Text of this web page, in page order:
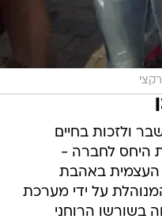
ולזכות בחיים
היחס לחברה -
העצמית באהבת
על ידי מערכת
בשורשו הרוחני